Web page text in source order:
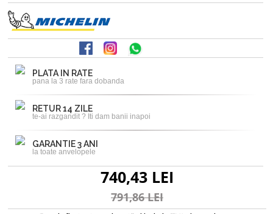
PLATA IN RATE
pana la 3 rate fara dobanda
RETUR 14 ZILE
te-ai razgandit ? Iti dam banii inapoi
GARANTIE 3 ANI
la toate anvelopele
740,43 LEI
791,86 LEI